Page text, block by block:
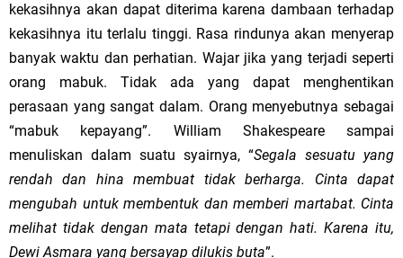
kekasihnya akan dapat diterima karena dambaan terhadap
kekasihnya itu terlalu tinggi. Rasa rindunya akan menyerap
banyak waktu dan perhatian. Wajar jika yang terjadi seperti
orang mabuk. Tidak ada yang dapat menghentikan
perasaan yang sangat dalam. Orang menyebutnya sebagai
“mabuk kepayang”. William Shakespeare sampai
menuliskan dalam suatu syairnya, “Segala sesuatu yang
rendah dan hina membuat tidak berharga. Cinta dapat
mengubah untuk membentuk dan memberi martabat. Cinta
melihat tidak dengan mata tetapi dengan hati. Karena itu,
Dewi Asmara yang bersayap dilukis buta”.